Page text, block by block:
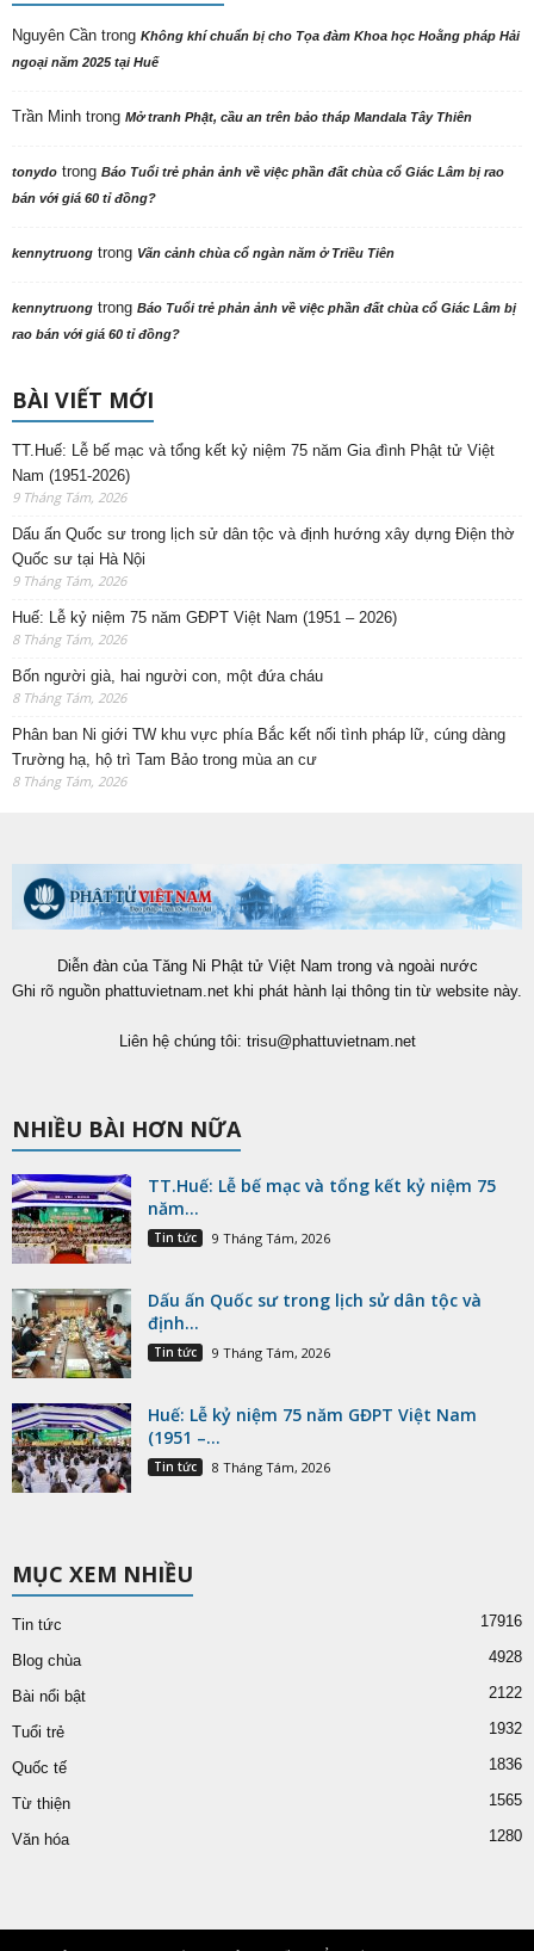
Nguyên Cần trong Không khí chuẩn bị cho Tọa đàm Khoa học Hoằng pháp Hải
ngoại năm 2025 tại Huế
Trần Minh trong Mở tranh Phật, cầu an trên bảo tháp Mandala Tây Thiên
tonydo trong Báo Tuổi trẻ phản ảnh về việc phần đất chùa cổ Giác Lâm bị rao
bán với giá 60 tỉ đồng?
kennytruong trong Vãn cảnh chùa cổ ngàn năm ở Triều Tiên
kennytruong trong Báo Tuổi trẻ phản ảnh về việc phần đất chùa cổ Giác Lâm bị
rao bán với giá 60 tỉ đồng?
BÀI VIẾT MỚI
TT.Huế: Lễ bế mạc và tổng kết kỷ niệm 75 năm Gia đình Phật tử Việt
Nam (1951-2026)
9 Tháng Tám, 2026
Dấu ấn Quốc sư trong lịch sử dân tộc và định hướng xây dựng Điện thờ
Quốc sư tại Hà Nội
9 Tháng Tám, 2026
Huế: Lễ kỷ niệm 75 năm GĐPT Việt Nam (1951 – 2026)
8 Tháng Tám, 2026
Bốn người già, hai người con, một đứa cháu
8 Tháng Tám, 2026
Phân ban Ni giới TW khu vực phía Bắc kết nối tình pháp lữ, cúng dàng
Trường hạ, hộ trì Tam Bảo trong mùa an cư
8 Tháng Tám, 2026
Diễn đàn của Tăng Ni Phật tử Việt Nam trong và ngoài nước
Ghi rõ nguồn phattuvietnam.net khi phát hành lại thông tin từ website này.
Liên hệ chúng tôi: trisu@phattuvietnam.net
NHIỀU BÀI HƠN NỮA
TT.Huế: Lễ bế mạc và tổng kết kỷ niệm 75
năm...
Tin tức 9 Tháng Tám, 2026
Dấu ấn Quốc sư trong lịch sử dân tộc và
định...
Tin tức 9 Tháng Tám, 2026
Huế: Lễ kỷ niệm 75 năm GĐPT Việt Nam
(1951 –...
Tin tức 8 Tháng Tám, 2026
MỤC XEM NHIỀU
Tin tức 17916
Blog chùa 4928
Bài nổi bật 2122
Tuổi trẻ 1932
Quốc tế 1836
Từ thiện 1565
Văn hóa 1280